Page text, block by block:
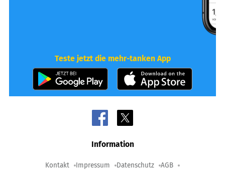
Teste jetzt die mehr-tanken App
Information
Kontakt Impressum Datenschutz AGB